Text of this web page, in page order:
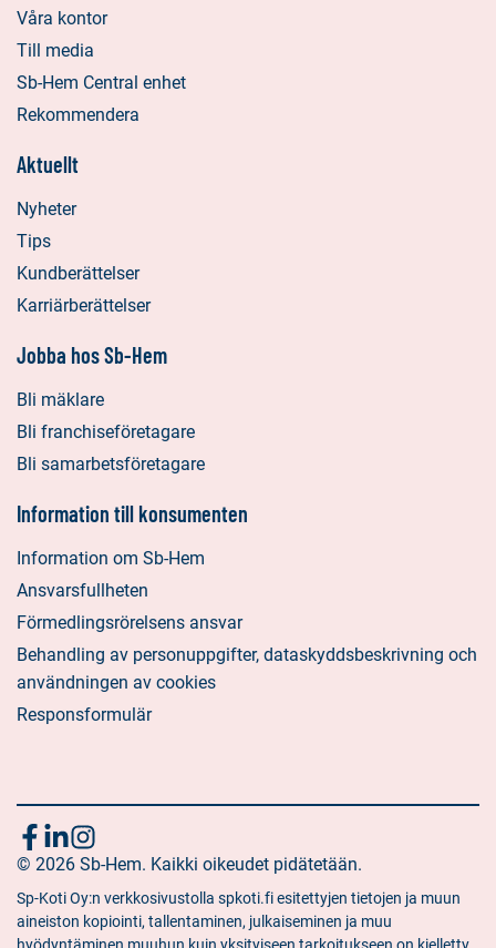
Våra kontor
Till media
Sb-Hem Central enhet
Rekommendera
Aktuellt
Nyheter
Tips
Kundberättelser
Karriärberättelser
Jobba hos Sb-Hem
Bli mäklare
Bli franchiseföretagare
Bli samarbetsföretagare
Information till konsumenten
Information om Sb-Hem
Ansvarsfullheten
Förmedlingsrörelsens ansvar
Behandling av personuppgifter, dataskyddsbeskrivning och
användningen av cookies
Responsformulär
Följ
oss
Sociala
media:
facebook
Sociala
media:
linkedin
Sociala
media:
instagram
© 2026 Sb-Hem. Kaikki oikeudet pidätetään.
Sp-Koti Oy:n verkkosivustolla spkoti.fi esitettyjen tietojen ja muun
aineiston kopiointi, tallentaminen, julkaiseminen ja muu